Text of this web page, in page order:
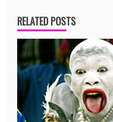
RELATED POSTS